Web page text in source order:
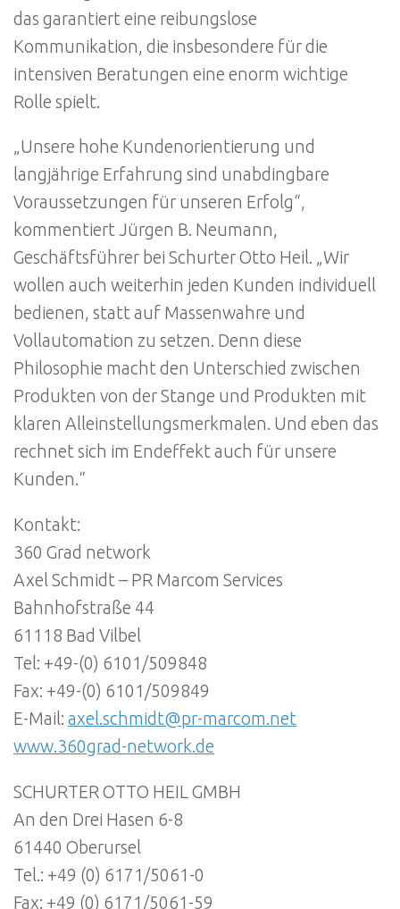
das garantiert eine reibungslose
Kommunikation, die insbesondere für die
intensiven Beratungen eine enorm wichtige
Rolle spielt.
„Unsere hohe Kundenorientierung und
langjährige Erfahrung sind unabdingbare
Voraussetzungen für unseren Erfolg“,
kommentiert Jürgen B. Neumann,
Geschäftsführer bei Schurter Otto Heil. „Wir
wollen auch weiterhin jeden Kunden individuell
bedienen, statt auf Massenwahre und
Vollautomation zu setzen. Denn diese
Philosophie macht den Unterschied zwischen
Produkten von der Stange und Produkten mit
klaren Alleinstellungsmerkmalen. Und eben das
rechnet sich im Endeffekt auch für unsere
Kunden.“
Kontakt:
360 Grad network
Axel Schmidt – PR Marcom Services
Bahnhofstraße 44
61118 Bad Vilbel
Tel: +49-(0) 6101/509848
Fax: +49-(0) 6101/509849
E-Mail: axel.schmidt@pr-marcom.net
www.360grad-network.de
SCHURTER OTTO HEIL GMBH
An den Drei Hasen 6-8
61440 Oberursel
Tel.: +49 (0) 6171/5061-0
Fax: +49 (0) 6171/5061-59